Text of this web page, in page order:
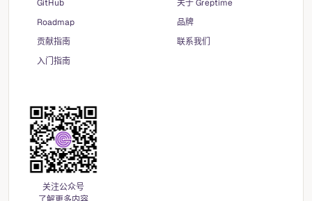
GitHub
Roadmap
贡献指南
入门指南
关于 Greptime
品牌
联系我们
关注公众号